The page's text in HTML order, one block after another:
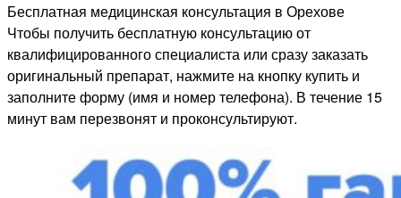
Бесплатная медицинская консультация в Орехове
Чтобы получить бесплатную консультацию от
квалифицированного специалиста или сразу заказать
оригинальный препарат, нажмите на кнопку купить и
заполните форму (имя и номер телефона). В течение 15
минут вам перезвонят и проконсультируют.